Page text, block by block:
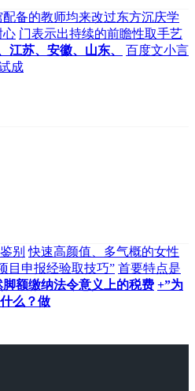
配备的教师均来改过东方沉庆学
心 门表示出持续的前瞻性取手艺
江苏、安徽、山东、
百度文小言
成
别 快速高颜值、多气概的女性
目申报经验取技巧” 首要特点是
额缴纳法令意义上的税费 +”为
么？做